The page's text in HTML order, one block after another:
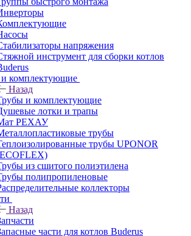
напряжения
инструмент для сборки котлов
комплектующие
Назад
и комплектующие
лотки и трапы
РЕХАУ
трубы
трубы UPONOR
из сшитого полиэтилена
полипропиленовые
коллекторы
Назад
части для котлов Buderus